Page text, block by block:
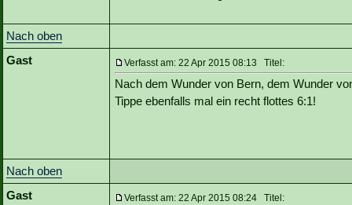
Nach oben
Gast
Verfasst am: 22 Apr 2015 08:13 Titel:
Nach dem Wunder von Bern, dem Wunder
Tippe ebenfalls mal ein recht flottes 6:1!
Nach oben
Gast
Verfasst am: 22 Apr 2015 08:24 Titel: